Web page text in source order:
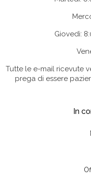
Giovedì:
Tutte le e-mail ricevute
prega di essere
In